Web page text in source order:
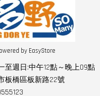
by EasyStore
至週日:中午12點～晚上09點
板橋區板新路22號